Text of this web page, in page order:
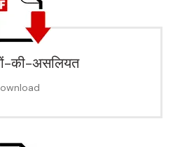
की-असलियत